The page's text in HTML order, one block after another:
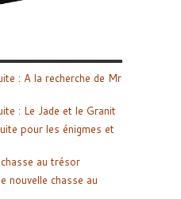
: A la recherche de Mr
: Le Jade et le Granit
pour les énigmes et
au trésor
nouvelle chasse au